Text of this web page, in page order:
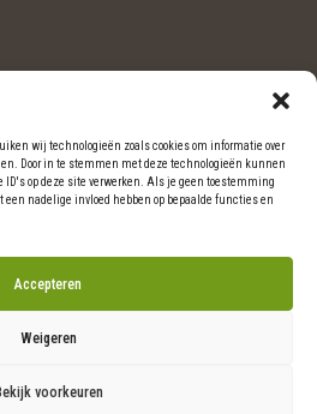
wij technologieën zoals cookies om informatie over
Door in te stemmen met deze technologieën kunnen
op deze site verwerken. Als je geen toestemming
nadelige invloed hebben op bepaalde functies en
Accepteren
Weigeren
voorkeuren